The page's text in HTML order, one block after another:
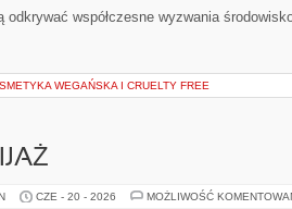
odkrywać współczesne wyzwania
WEGAŃSKA I CRUELTY FREE
CZE - 20 - 2026 MOŻLIWOŚĆ